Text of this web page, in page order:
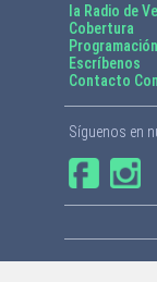
la Radio de
Cobertura
Programación
Escríbenos
Contacto
Síguenos en